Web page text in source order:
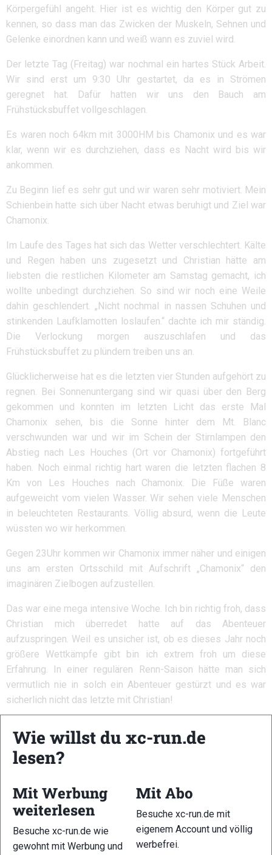
Körpergefühl angeht. Hier ist es wichtig den Körper gut zu
kennen, so dass man das Zwicken der Muskeln, Sehnen und
Gelenke einordnen kann und weiß wann es zuviel wird.
Der letzte Tag (Freitag) war nochmal ein hartes Stück Arbeit.
Wir sind erst um 9:30 Uhr gestartet, da es in Strömen
geregnet hat. Dafür hatten wir uns den Bauch am
Frühstücksbuffet vollgeschlagen.
Es waren noch 64km mit 3000HM bis Chamonix und es war
klar, wenn wir es durchziehen, dass es Nacht wird bis wir
ankommen.
Zu Beginn lief es sehr gut und wir waren sehr motiviert. Mein
Schienbein hatte sich über Nacht etwas beruhigt und Ziel war
Chamonix.
Im Laufe des Tages hat sich das Wetter verschlechtert. Kälte
und Regen haben uns zugesetzt und Christian hätte am
liebsten die restlichen Kilometer am Samstag gemacht, ich
wollte unbedingt durchziehen. So sind wir noch eine Weile
dahin geschlendert. „Nicht nochmal in nassen Schuhen und
stinkenden Laufklamotten loslaufen.“ dachte ich mir ständig.
Die Verlockung morgen auszuschlafen und das
Frühstücksbuffet zu plündern treiben uns an.
Glücklicherweise hat es die letzten vier Stunden aufgehört zu
regnen. Bei Sonnenuntergang sind wir quasi über den Berg
gekommen und konnten im letzten Licht das erste Mal
Chamonix sehen, bis die Sonne hinter dem Mt. Blanc
verschwunden war und wir im Schein der Stirnlampen den
Abstieg nach Les Houches (Ort vor Chamonix) fortgeführt
haben. Noch einmal richtig hart waren die letzten flachen 8
Km von Les Houches nach Chamonix. Die Füße waren
aufgeweicht vom vielen Wasser. Wir sehen viele Menschen
in beleuchteten Restaurants. Völlig absurd, wenn die Leute
wüssten wo wir herkommen.
Gegen 23Uhr kommen wir Chamonix immer näher und einigen
uns am ersten Ortsschild mit Aufschrift „Chamonix“ den
imaginären Zielbogen aufzustellen.
Das war eine mega intensive Woche. Ich bin richtig froh, dass
Christian mich überredet hatte auf das Abenteuer
aufzuspringen. Weil es unsicher ist, ob es dieses Jahr noch
größere Wettkämpfe gibt bin ich extrem froh um diese
Erfahrung. In einer regulären Renn-Saison hätte man sich
vermutlich nie in solch ein Abenteuer gestürzt und es war
sicherlich nicht das letzte mit Christian!
Bildergalerie
1 2
Wie willst du xc-run.de
lesen?
Mit Werbung
weiterlesen
Besuche xc-run.de wie
gewohnt mit Werbung und
Mit Abo
Besuche xc-run.de mit
eigenem Account und völlig
werbefrei.